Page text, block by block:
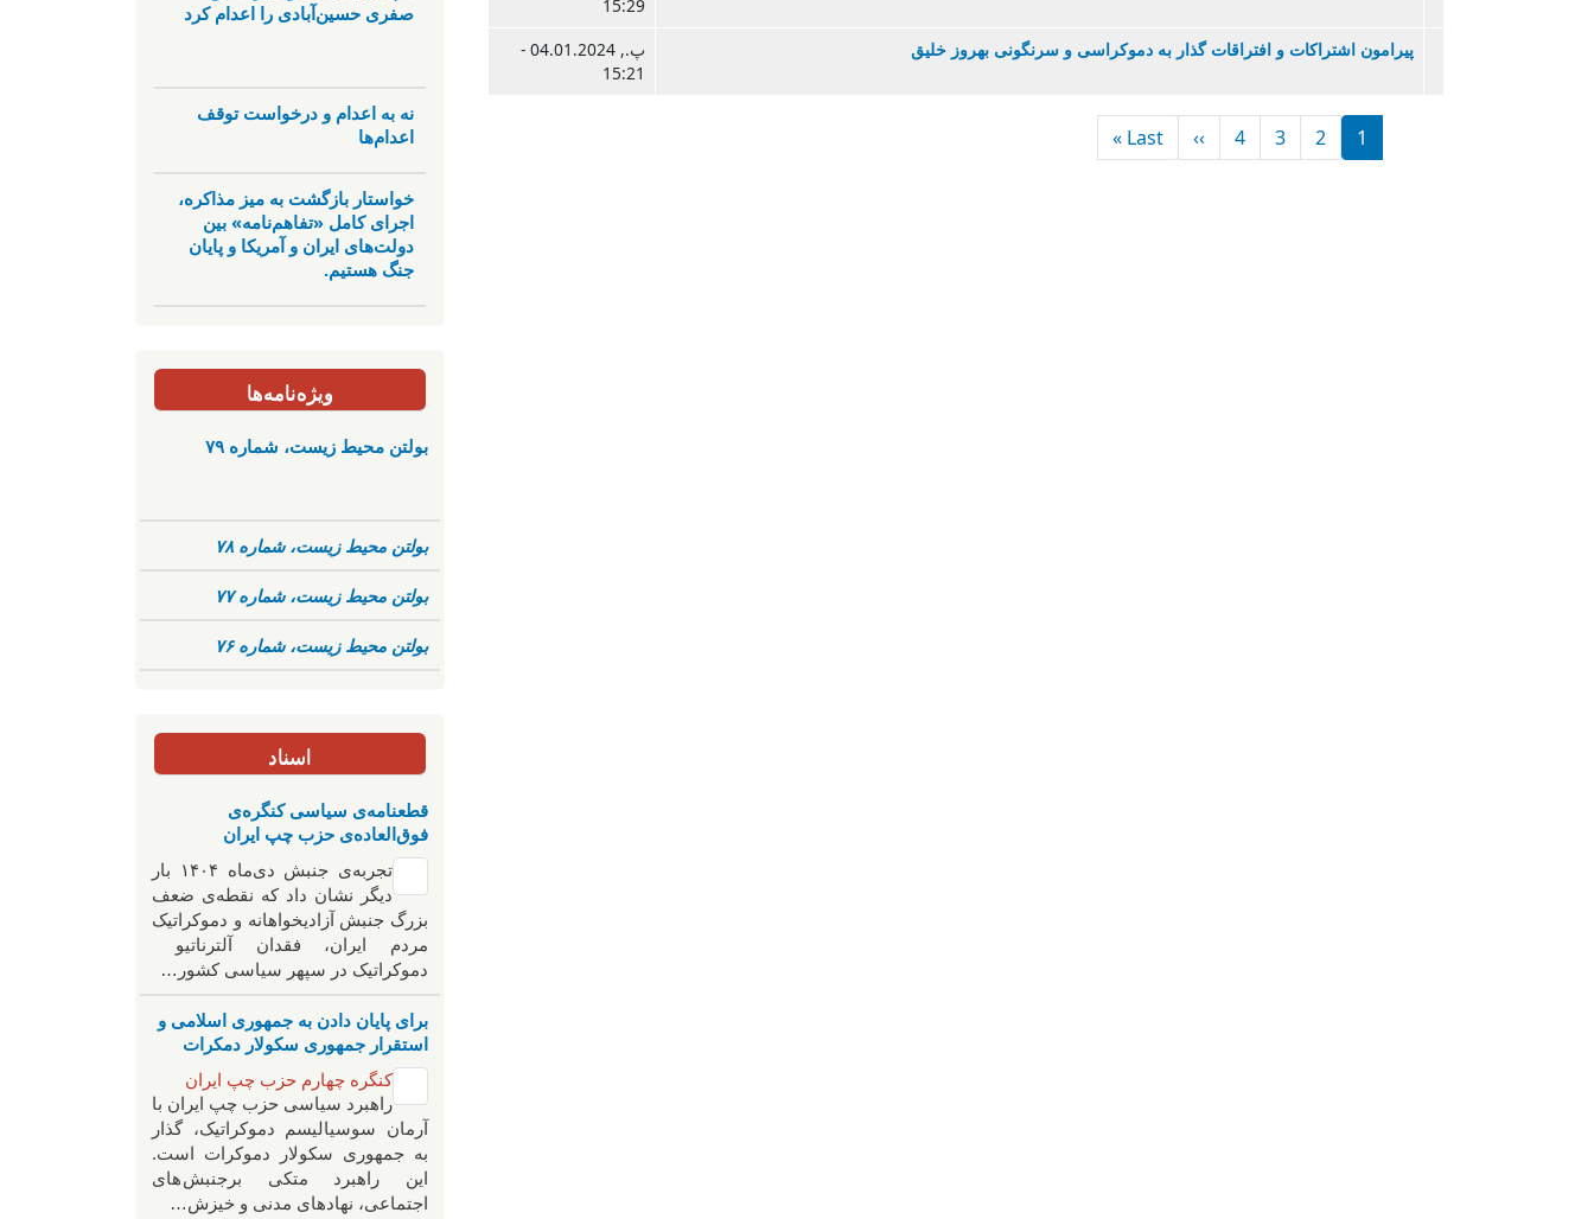
15:29
پيرامون اشتراکات و افتراقات گذار به دموکراسی و سرنگونی بهروز خليق
پ., 04.01.2024 -
15:21
Pagination
1
2
3
4
››
Next page
Last »
Last page
صفری حسین‌آبادی را اعدام کرد
نه به اعدام و درخواست توقف
اعدام‌ها
خواستار بازگشت به میز مذاکره،
اجرای کامل «تفاهم‌نامه» بین
دولت‌های ایران و آمریکا و پایان
جنگ هستیم.
ویژه‌نامه‌ها
بولتن محیط زیست، شماره ۷۹
بولتن محیط زیست، شماره ۷۸
بولتن محیط زیست، شماره ۷۷
بولتن محیط زیست، شماره ۷۶
اسناد
قطعنامه‌ی سیاسی کنگره‌ی
فوق‌العاده‌ی حزب چپ ایران
تجربه‌ی جنبش دی‌ماه ۱۴۰۴ بار
دیگر نشان داد که نقطه‌ی ضعف
بزرگ جنبش آزادیخواهانه و دموکراتیک
مردم ایران، فقدان آلترناتیو
دموکراتیک در سپهر سیاسی کشور…
برای پایان دادن به جمهوری اسلامی و
استقرار جمهوری سکولار دمکرات
کنگره چهارم حزب چپ ایران
راهبرد سياسی حزب چپ ایران با
آرمان سوسیالیسم دموکراتیک، گذار
به جمهوری سکولار دموکرات است.
این راهبرد متکی برجنبش های
اجتماعی، نهادهای مدنی و خیزش‌…